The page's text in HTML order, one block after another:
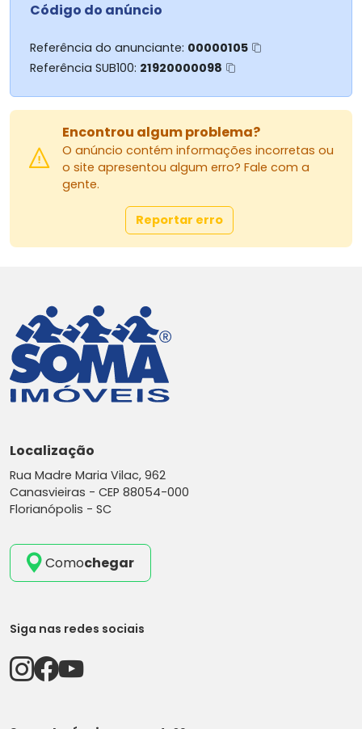
Código do anúncio
Referência do anunciante: 00000105
Referência SUB100: 21920000098
Encontrou algum problema?
O anúncio contém informações incorretas ou
o site apresentou algum erro? Fale com a
gente.
Reportar erro
Localização
Rua Madre Maria Vilac, 962
Canasvieiras - CEP 88054-000
Florianópolis - SC
Comochegar
Siga nas redes sociais